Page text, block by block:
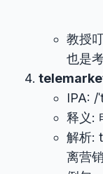
教授
也是
IPA: /
释义:
解析:
离营